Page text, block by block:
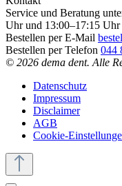
Service und Beratung
Uhr und 13:00–17:15 Uhr
Bestellen per E-Mail
Bestellen per Telefon 044
© 2026 dema dent. Alle
Datenschutz
Impressum
Disclaimer
AGB
Cookie-